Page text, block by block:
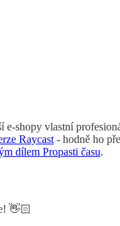
e-shopy vlastní
Raycast - hodně ho
dílem Propasti času.
👋🏻